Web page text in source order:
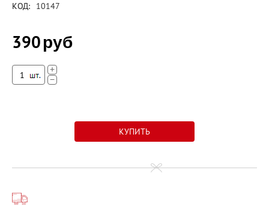
КОД: 10147
390 руб
+
−